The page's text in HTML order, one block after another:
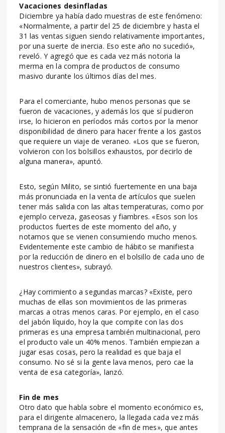
Vacaciones desinfladas
Diciembre ya había dado muestras de este fenómeno:
«Normalmente, a partir del 25 de diciembre y hasta el
31 las ventas siguen siendo relativamente importantes,
por una suerte de inercia. Eso este año no sucedió»,
reveló. Y agregó que es cada vez más notoria la
merma en la compra de productos de consumo
masivo durante los últimos días del mes.
Para el comerciante, hubo menos personas que se
fueron de vacaciones, y además los que sí pudieron
irse, lo hicieron en períodos más cortos por la menor
disponibilidad de dinero para hacer frente a los gastos
que requiere un viaje de veraneo. «Los que se fueron,
volvieron con los bolsillos exhaustos, por decirlo de
alguna manera», apuntó.
Esto, según Milito, se sintió fuertemente en una baja
más pronunciada en la venta de artículos que suelen
tener más salida con las altas temperaturas, como por
ejemplo cerveza, gaseosas y fiambres. «Esos son los
productos fuertes de este momento del año, y
notamos que se vienen consumiendo mucho menos.
Evidentemente este cambio de hábito se manifiesta
por la reducción de dinero en el bolsillo de cada uno de
nuestros clientes», subrayó.
¿Hay corrimiento a segundas marcas? «Existe, pero
muchas de ellas son movimientos de las primeras
marcas a otras menos caras. Por ejemplo, en el caso
del jabón líquido, hoy la que compite con las dos
primeras es una empresa también multinacional, pero
el producto vale un 40% menos. También empiezan a
jugar esas cosas, pero la realidad es que baja el
consumo. No sé si la gente lava menos, pero cae la
venta de esa categoría», lanzó.
Fin de mes
Otro dato que habla sobre el momento económico es,
para el dirigente almacenero, la llegada cada vez más
temprana de la sensación de «fin de mes», que antes